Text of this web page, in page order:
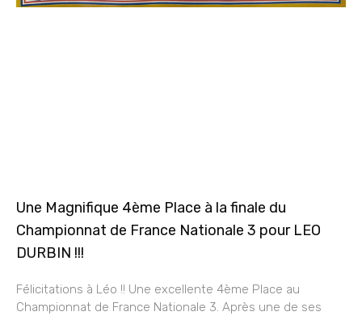
Une Magnifique 4ème Place à la finale du
Championnat de France Nationale 3 pour LEO
DURBIN !!!
Félicitations à Léo !! Une excellente 4ème Place au
Championnat de France Nationale 3. Après une de ses